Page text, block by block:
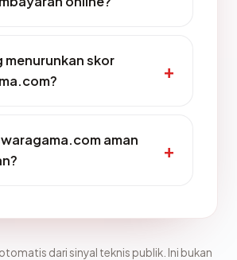
menurunkan skor
aman
dari sinyal teknis publik. Ini bukan